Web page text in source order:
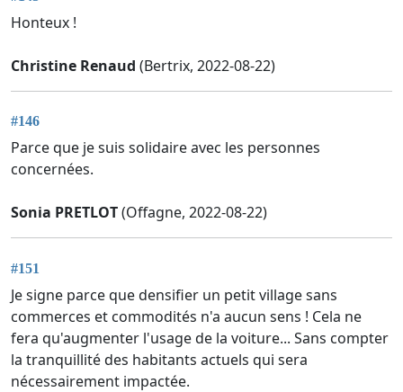
Honteux !
Christine Renaud (Bertrix, 2022-08-22)
#146
Parce que je suis solidaire avec les personnes
concernées.
Sonia PRETLOT(Offagne, 2022-08-22)
#151
Je signe parce que densifier un petit village sans
commerces et commodités n'a aucun sens ! Cela ne
fera qu'augmenter l'usage de la voiture... Sans compter
la tranquillité des habitants actuels qui sera
nécessairement impactée.